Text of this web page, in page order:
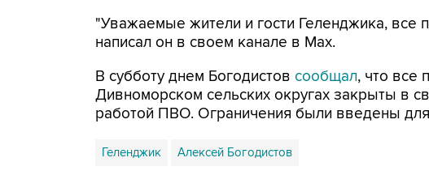
"Уважаемые жители и гости Геленджика, все
написал он в своем канале в Max.
В субботу днем Богодистов сообщал, что все
Дивноморском сельских округах закрыты в
работой ПВО. Ограничения были введены
Геленджик Алексей Богодистов